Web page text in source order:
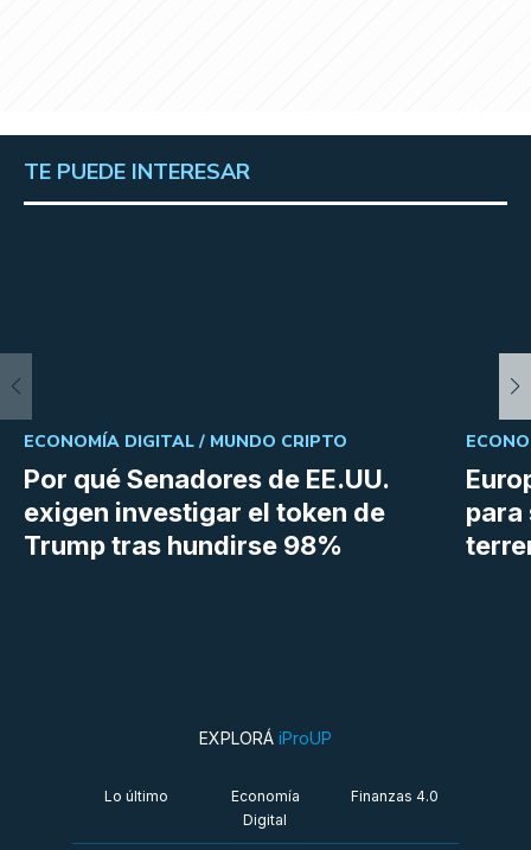
TE PUEDE INTERESAR
Por qué Senadores de EE.UU.
exigen investigar el token de
Trump tras hundirse 98%
ECONOMÍA DIGITAL / MUNDO CRIPTO
para
EXPLORÁ iProUP
Lo último
Economía
Digital
Finanzas 4.0